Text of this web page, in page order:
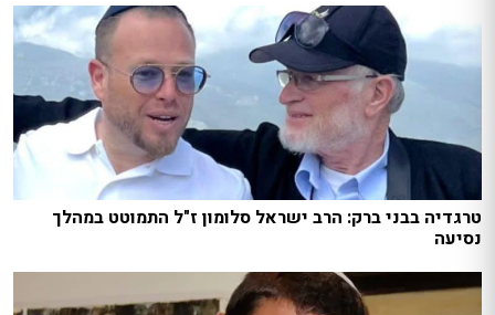
טרגדיה בבני ברק: הרב ישראל סלומון ז"ל התמוטט במהלך
נסיעה